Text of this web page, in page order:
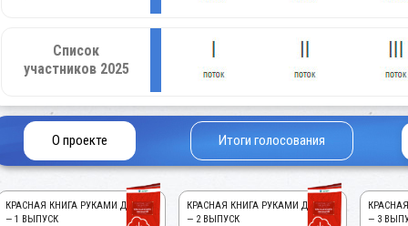
Список
участников 2025
О проекте Итоги голосования
КРАСНАЯ КНИГА РУКАМИ ДЕТЕЙ!
— 1 ВЫПУСК
КРАСНАЯ КНИГА РУКАМИ ДЕТЕЙ!
— 2 ВЫПУСК
— 3